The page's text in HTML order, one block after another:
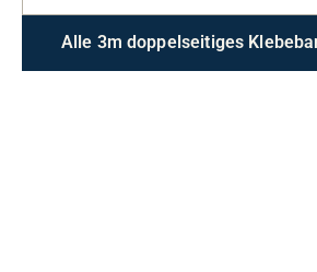
Alle 3m doppelseitiges